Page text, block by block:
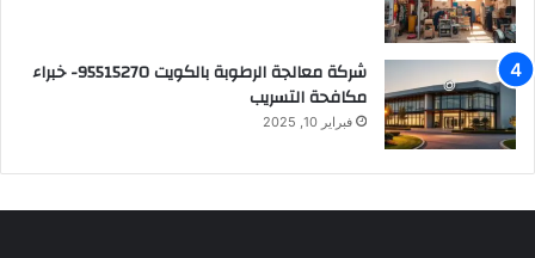
شركة معالجة الرطوبة بالكويت 95515270- خبراء
مكافحة التسريب
فبراير 10, 2025